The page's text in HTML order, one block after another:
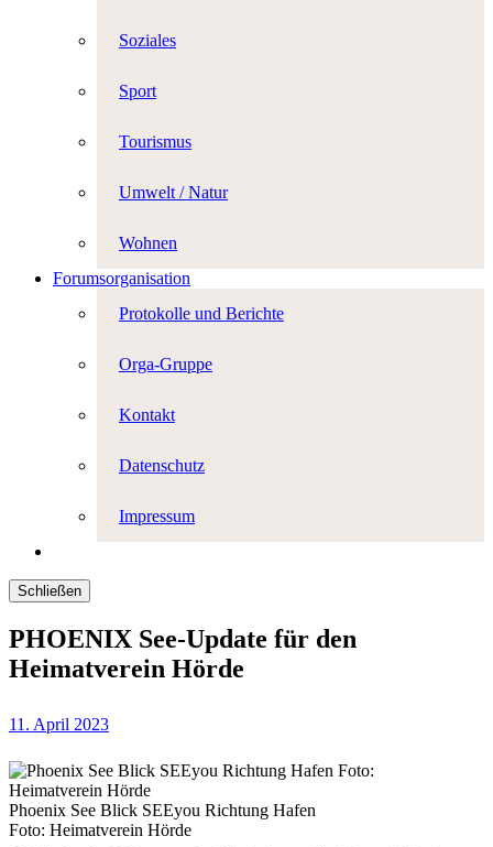
Soziales
Sport
Tourismus
Umwelt / Natur
Wohnen
Forumsorganisation
Protokolle und Berichte
Orga-Gruppe
Kontakt
Datenschutz
Impressum
Schließen
PHOENIX See-Update für den
Heimatverein Hörde
11. April 2023
Phoenix See Blick SEEyou Richtung Hafen
Foto: Heimatverein Hörde